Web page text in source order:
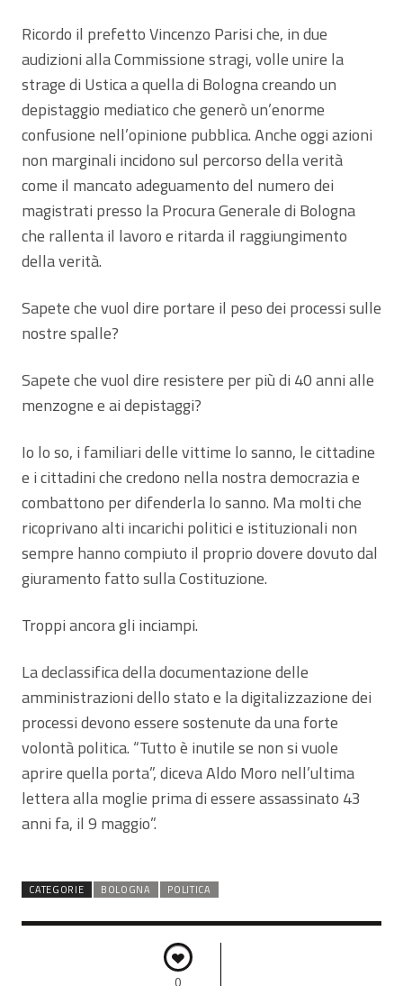
Ricordo il prefetto Vincenzo Parisi che, in due
audizioni alla Commissione stragi, volle unire la
strage di Ustica a quella di Bologna creando un
depistaggio mediatico che generò un’enorme
confusione nell’opinione pubblica. Anche oggi azioni
non marginali incidono sul percorso della verità
come il mancato adeguamento del numero dei
magistrati presso la Procura Generale di Bologna
che rallenta il lavoro e ritarda il raggiungimento
della verità.
Sapete che vuol dire portare il peso dei processi sulle
nostre spalle?
Sapete che vuol dire resistere per più di 40 anni alle
menzogne e ai depistaggi?
Io lo so, i familiari delle vittime lo sanno, le cittadine
e i cittadini che credono nella nostra democrazia e
combattono per difenderla lo sanno. Ma molti che
ricoprivano alti incarichi politici e istituzionali non
sempre hanno compiuto il proprio dovere dovuto dal
giuramento fatto sulla Costituzione.
Troppi ancora gli inciampi.
La declassifica della documentazione delle
amministrazioni dello stato e la digitalizzazione dei
processi devono essere sostenute da una forte
volontà politica. “Tutto è inutile se non si vuole
aprire quella porta”, diceva Aldo Moro nell’ultima
lettera alla moglie prima di essere assassinato 43
anni fa, il 9 maggio”.
CATEGORIE BOLOGNA POLITICA
0